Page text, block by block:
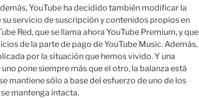
YouTube ha decidido también modificar la
servicio de suscripción y contenidos propios en
Red, que se llama ahora YouTube Premium, y que
de la parte de pago de YouTube Music. Además,
por la situación que hemos vivido. Y una
pone siempre más que el otro, la balanza está
mantiene sólo a base del esfuerzo de uno de los
mantenga intacta.